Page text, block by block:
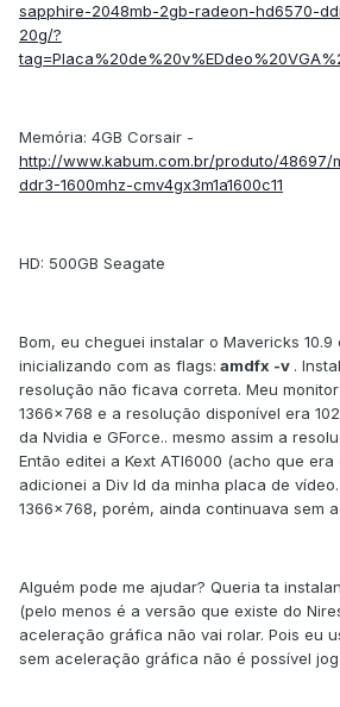
sapphire-2048mb-2gb-radeon-hd6570-
20g/?
Memória: 4GB Corsair -
http://www.kabum.com.br/produto/48697/
ddr3-1600mhz-cmv4gx3m1a1600c11
HD: 500GB Seagate
Bom, eu cheguei instalar o Mavericks 10.9
inicializando com as flags: amdfx -v .
resolução não ficava correta. Meu
1366x768 e a resolução disponível era
da Nvidia e GForce.. mesmo assim a
Então editei a Kext ATI6000 (acho que era
adicionei a Div Id da minha placa de
1366x768, porém, ainda continuava sem
Alguém pode me ajudar? Queria ta
(pelo menos é a versão que existe do
aceleração gráfica não vai rolar. Pois eu
sem aceleração gráfica não é possível